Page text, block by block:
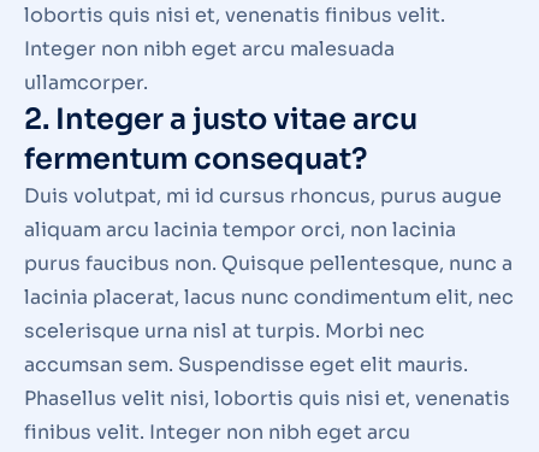
lobortis quis nisi et, venenatis finibus velit.
Integer non nibh eget arcu malesuada
ullamcorper.
2. Integer a justo vitae arcu
fermentum consequat?
Duis volutpat, mi id cursus rhoncus, purus augue
aliquam arcu lacinia tempor orci, non lacinia
purus faucibus non. Quisque pellentesque, nunc a
lacinia placerat, lacus nunc condimentum elit, nec
scelerisque urna nisl at turpis. Morbi nec
accumsan sem. Suspendisse eget elit mauris.
Phasellus velit nisi, lobortis quis nisi et, venenatis
finibus velit. Integer non nibh eget arcu